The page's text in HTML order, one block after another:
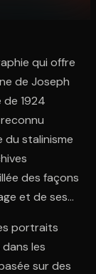
qui offre
de Joseph
de 1924
du stalinisme
des façons
et de ses
portraits
les
sur des